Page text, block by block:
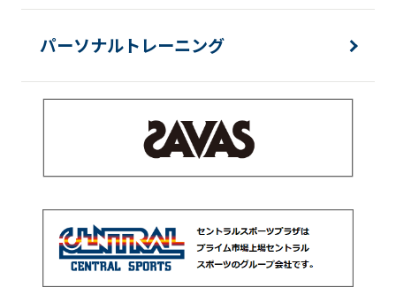
パーソナルトレーニング